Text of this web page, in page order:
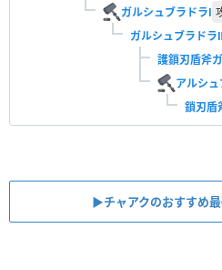
ガルシュブラドラⅠ
ガルシュブラドラⅡ
護鎖刃盾斧
アルシュ
鎖刃盾
▶︎チャアクのおすすめ最